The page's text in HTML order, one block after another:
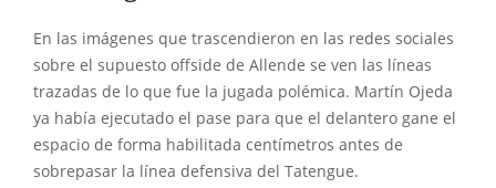
En las imágenes que trascendieron en las redes sociales
sobre el supuesto offside de Allende se ven las líneas
trazadas de lo que fue la jugada polémica. Martín Ojeda
ya había ejecutado el pase para que el delantero gane el
espacio de forma habilitada centímetros antes de
sobrepasar la línea defensiva del Tatengue.